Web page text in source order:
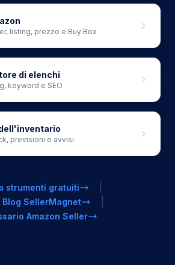
listing, prezzo e Buy Box
di elenchi
keyword e SEO
previsioni e avvisi
strumenti gratuiti
Blog SellerMagnet
Amazon Seller